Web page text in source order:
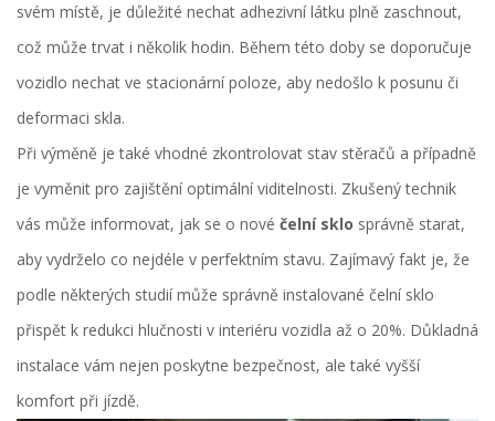
svém místě, je důležité nechat adhezivní látku plně zaschnout,
což může trvat i několik hodin. Během této doby se doporučuje
vozidlo nechat ve stacionární poloze, aby nedošlo k posunu či
deformaci skla.
Při výměně je také vhodné zkontrolovat stav stěračů a případně
je vyměnit pro zajištění optimální viditelnosti. Zkušený technik
vás může informovat, jak se o nové čelní sklo správně starat,
aby vydrželo co nejdéle v perfektním stavu. Zajímavý fakt je, že
podle některých studií může správně instalované čelní sklo
přispět k redukci hlučnosti v interiéru vozidla až o 20%. Důkladná
instalace vám nejen poskytne bezpečnost, ale také vyšší
komfort při jízdě.